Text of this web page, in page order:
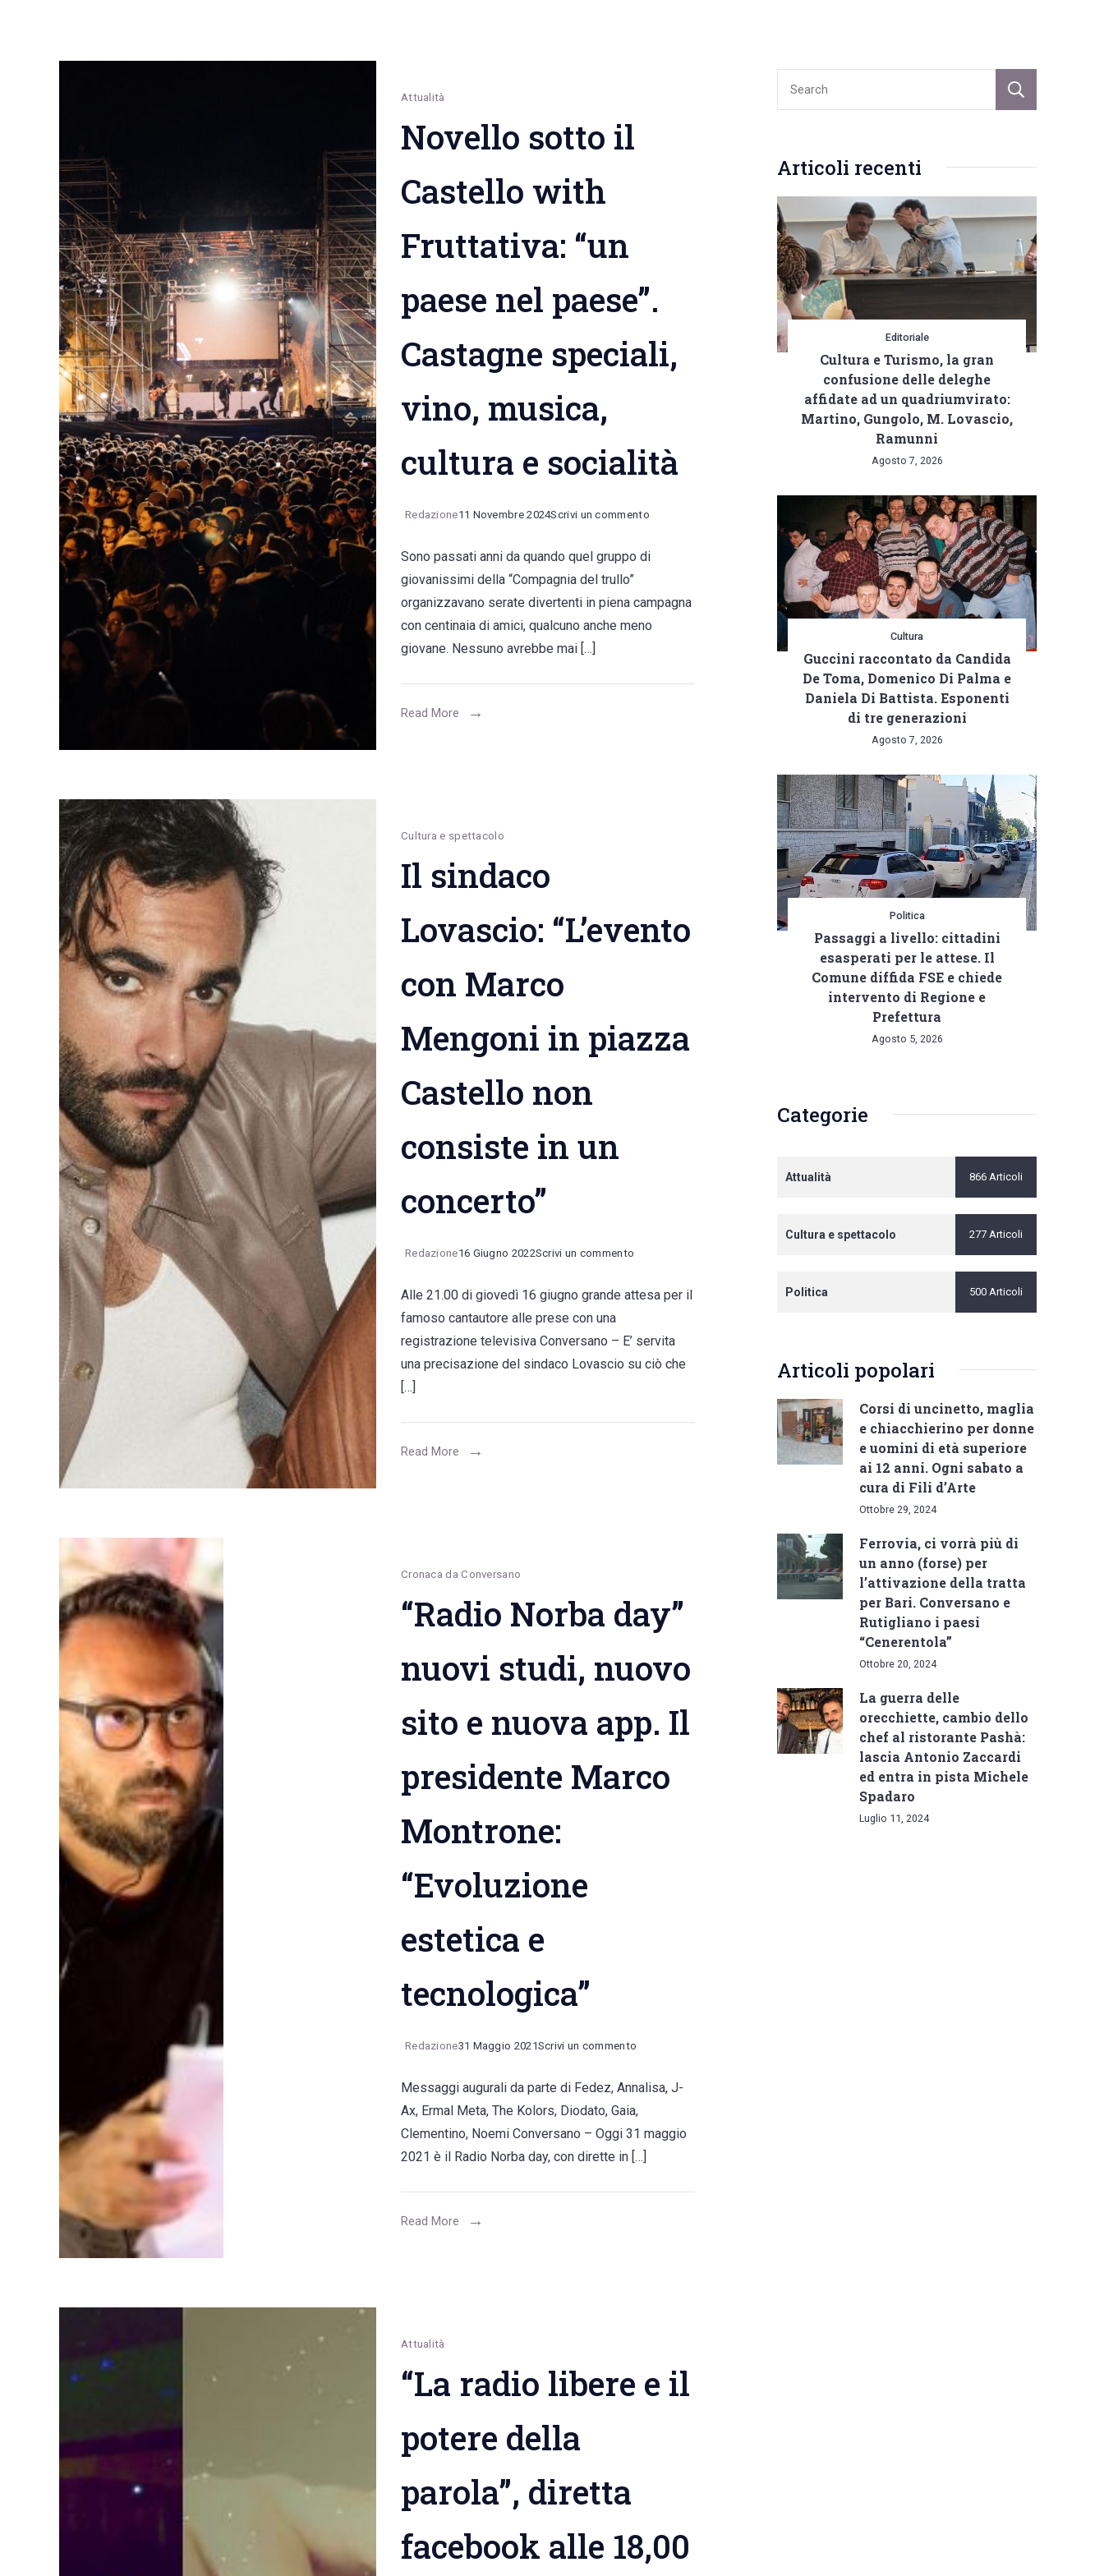
Attualità
Novello sotto il
Castello with
Fruttativa: “un
paese nel paese”.
Castagne speciali,
vino, musica,
cultura e socialità
Redazione11 Novembre 2024Scrivi un commentoon
sotto
Castello
“un
socialità
Sono passati anni da quando quel gruppo di
giovanissimi della “Compagnia del trullo”
organizzavano serate divertenti in piena campagna
con centinaia di amici, qualcuno anche meno
giovane. Nessuno avrebbe mai […]
Read More
Cultura e spettacolo
Il sindaco
Lovascio: “L’evento
con Marco
Mengoni in piazza
Castello non
consiste in un
concerto”
Redazione16 Giugno 2022Scrivi un commento
sindaco
Mengoni
concerto”
Alle 21.00 di giovedì 16 giugno grande attesa per il
famoso cantautore alle prese con una
registrazione televisiva Conversano – E’ servita
una precisazione del sindaco Lovascio su ciò che
[…]
Read More
Cronaca da Conversano
“Radio Norba day”
nuovi studi, nuovo
sito e nuova app. Il
presidente Marco
Montrone:
“Evoluzione
estetica e
tecnologica”
Redazione31 Maggio 2021Scrivi un commento
Norba
day”
nuovi
nuovo
Montrone:
Messaggi augurali da parte di Fedez, Annalisa, J-
Ax, Ermal Meta, The Kolors, Diodato, Gaia,
Clementino, Noemi Conversano – Oggi 31 maggio
2021 è il Radio Norba day, con dirette in […]
Read More
Attualità
“La radio libere e il
potere della
parola”, diretta
facebook alle 18,00
Articoli recenti
Editoriale
Cultura e Turismo, la gran
confusione delle deleghe
affidate ad un quadriumvirato:
Martino, Gungolo, M. Lovascio,
Ramunni
Agosto 7, 2026
Cultura
Guccini raccontato da Candida
De Toma, Domenico Di Palma e
Daniela Di Battista. Esponenti
di tre generazioni
Agosto 7, 2026
Politica
Passaggi a livello: cittadini
esasperati per le attese. Il
Comune diffida FSE e chiede
intervento di Regione e
Prefettura
Agosto 5, 2026
Categorie
Attualità 866 Articoli
Cultura e spettacolo 277 Articoli
Politica 500 Articoli
Articoli popolari
Corsi di uncinetto, maglia
e chiacchierino per donne
e uomini di età superiore
ai 12 anni. Ogni sabato a
cura di Fili d’Arte
Ottobre 29, 2024
Ferrovia, ci vorrà più di
un anno (forse) per
l’attivazione della tratta
per Bari. Conversano e
Rutigliano i paesi
“Cenerentola”
Ottobre 20, 2024
La guerra delle
orecchiette, cambio dello
chef al ristorante Pashà:
lascia Antonio Zaccardi
ed entra in pista Michele
Spadaro
Luglio 11, 2024